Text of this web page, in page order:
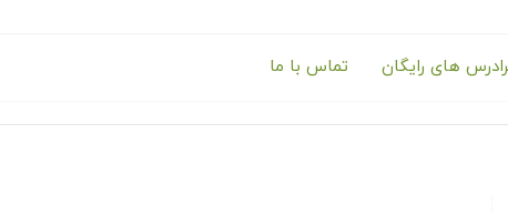
های رایگان تماس با ما